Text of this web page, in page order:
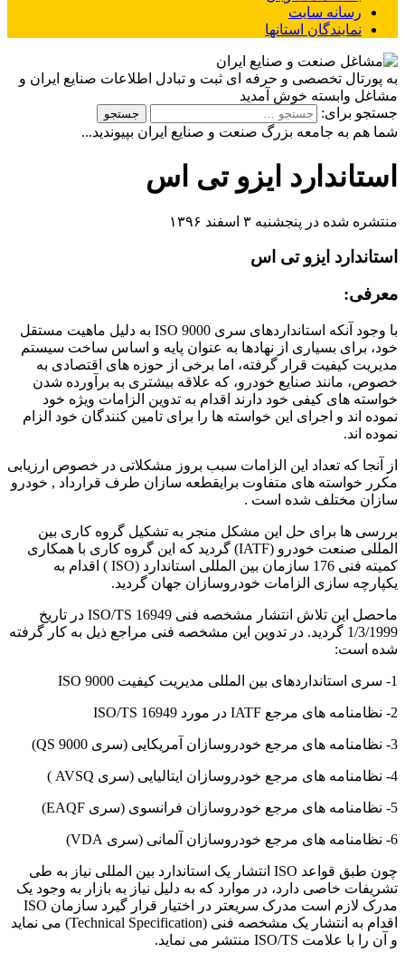
رسانه سایت
نمایندگان استانها
به پورتال تخصصی و حرفه ای ثبت و تبادل اطلاعات صنایع ایران و
مشاغل وابسته خوش آمدید
جستجو برای:
شما هم به جامعه بزرگ صنعت و صنایع ایران بپیوندید...
استاندارد ایزو تی اس
منتشره شده در پنجشنبه ۳ اسفند ۱۳۹۶
استاندارد ایزو تی اس
معرفی:
با وجود آنکه استانداردهای سری ISO 9000 به دلیل ماهیت مستقل
خود، برای بسیاری از نهادها به عنوان پایه و اساس ساخت سیستم
مدیریت کیفیت قرار گرفته، اما برخی از حوزه های اقتصادی به
خصوص، مانند صنایع خودرو، که علاقه بیشتری به برآورده شدن
خواسته های کیفی خود دارند اقدام به تدوین الزامات ویژه خود
نموده اند و اجرای این خواسته ها را برای تامین کنندگان خود الزام
نموده اند.
از آنجا که تعداد این الزامات سبب بروز مشکلاتی در خصوص ارزیابی
مکرر خواسته های متفاوت برایقطعه سازان طرف قرارداد , خودرو
سازان مختلف شده است .
بررسی ها برای حل این مشکل منجر به تشکیل گروه کاری بین
المللی صنعت خودرو (IATF) گردید که این گروه کاری با همکاری
کمیته فنی 176 سازمان بین المللی استاندارد (ISO ) اقدام به
یکپارچه سازی الزامات خودروسازان جهان گردید.
ماحصل این تلاش انتشار مشخصه فنی ISO/TS 16949 در تاریخ
1/3/1999‌ گردید. در تدوین این مشخصه فنی مراجع ذیل به کار گرفته
شده است:
1- سری استانداردهای بین المللی مدیریت کیفیت ISO 9000
2- نظامنامه های مرجع IATF در مورد ISO/TS 16949
3- نظامنامه های مرجع خودروسازان آمریکایی (سری QS 9000)
4- نظامنامه های مرجع خودروسازان ایتالیایی (سری AVSQ )
5- نظامنامه های مرجع خودروسازان فرانسوی (سری EAQF)
6- نظامنامه های مرجع خودروسازان آلمانی (سری VDA)
چون طبق قواعد ISO انتشار یک استاندارد بین المللی نیاز به طی
تشریفات خاصی دارد، در موارد که به دلیل نیاز به بازار به وجود یک
مدرک لازم است مدرک سریعتر در اختیار قرار گیرد سازمان ISO
اقدام به انتشار یک مشخصه فنی (Technical Specification) می نماید
و آن را با علامت ISO/TS منتشر می نماید.